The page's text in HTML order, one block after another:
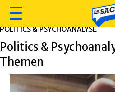
POLITICS & PSYCHOANALYSE
Politics &
Themen